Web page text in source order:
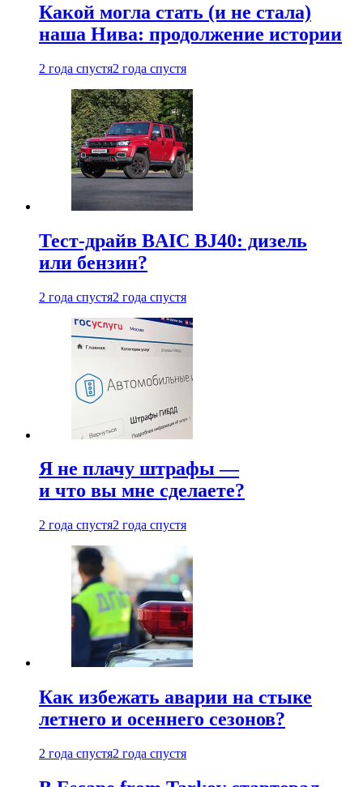
Какой могла стать (и не стала)
наша Нива: продолжение истории
2 года спустя2 года спустя
Тест-драйв BAIC BJ40: дизель
или бензин?
2 года спустя2 года спустя
Я не плачу штрафы —
и что вы мне сделаете?
2 года спустя2 года спустя
Как избежать аварии на стыке
летнего и осеннего сезонов?
2 года спустя2 года спустя